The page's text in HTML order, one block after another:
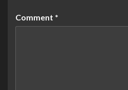
Comment *